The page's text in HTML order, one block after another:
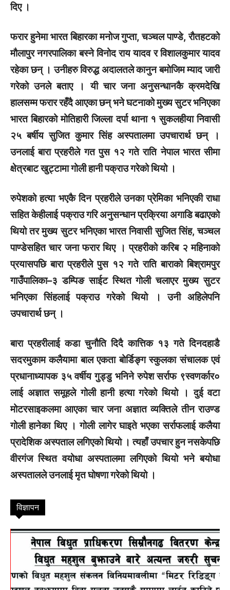
दिए ।
फरार हुनेमा भारत बिहारका मनोज गुप्ता, चञ्चल पाण्डे, रौतहटको
मौलापुर नगरपालिका बस्ने विनोद राय यादव र विशालकुमार यादव
रहेका छन् । उनीहरु विरुद्ध अदालतले कानुन बमोजिम म्याद जारी
गरेको उनले बताए । यी चार जना अनुसन्धानकै क्रमदेखि
हालसम्म फरार रहँदै आएका छन् भने घटनाको मुख्य सुटर भनिएका
भारत बिहारको मोतिहारी जिल्ला दर्पा थाना १ सुकलहीया निवासी
२५ बर्षीय सुजित कुमार सिंह अस्पतालमा उपचारार्थ छन् ।
उनलाई बारा प्रहरीले गत पुस १२ गते राति नेपाल भारत सीमा
क्षेत्रबाट खुट्टामा गोली हानी पक्राउ गरेको थियो ।
रुपेशको हत्या भएकै दिन प्रहरीले उनका प्रेमिका भनिएकी राधा
सहित केहीलाई पक्राउ गरि अनुसन्धान प्रक्रिया अगाडि बढाएको
थियो तर मुख्य सुटर भनिएका भारत निवासी सुजित सिंह, चञ्चल
पाण्डेसहित चार जना फरार थिए । प्रहरीको करिब २ महिनाको
प्रयासपछि बारा प्रहरीले पुस १२ गते राति बाराको बिश्रामपुर
गाउँपालिका–३ डम्पिङ साईट स्थित गोली चलाएर मुख्य सुटर
भनिएका सिंहलाई पक्राउ गरेको थियो । उनी अहिलेपनि
उपचारार्थ छन् ।
बारा प्रहरीलाई कडा चुनौति दिदै कात्तिक १३ गते दिनदहाडै
सदरमुकाम कलैयामा बाल एकता बोर्डिङ्ग स्कुलका संचालक एवं
प्रधानाध्यापक ३५ वर्षीय गुड्डु भनिने रुपेश सर्राफ ९स्वणर्कार०
लाई अज्ञात समूहले गोली हानी हत्या गरेको थियो । दुई वटा
मोटरसाइकलमा आएका चार जना अज्ञात व्यक्तिले तीन राउण्ड
गोली हानेका थिए । गोली लागेर घाइते भएका सर्राफलाई कलैया
प्रादेशिक अस्पताल लगिएको थियो । त्यहाँ उपचार हुन नसकेपछि
वीरगंज स्थित वयोधा अस्पतालमा लगिएको थियो भने बयोधा
अस्पतालले उनलाई मृत घोषणा गरेको थियो ।
विज्ञापन